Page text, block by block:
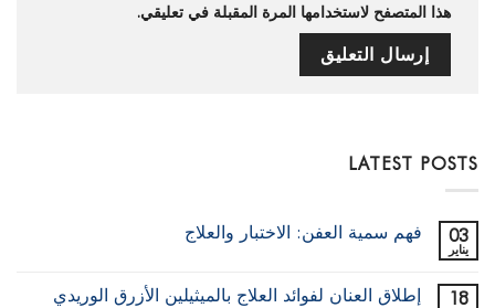
هذا المتصفح لاستخدامها المرة المقبلة في تعليقي.
LATEST POSTS
03
يناير
فهم سمية العفن: الاختبار والعلاج
تعليقات
على
18 إطلاق العنان لفوائد العلاج بالميثيلين الأزرق الوريدي